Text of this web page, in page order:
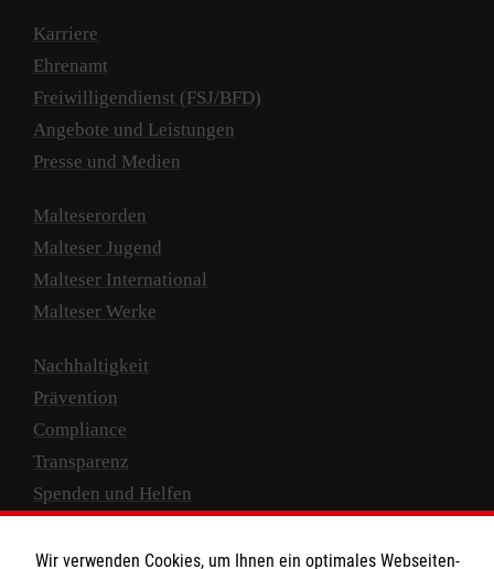
Karriere
Ehrenamt
Freiwilligendienst (FSJ/BFD)
Angebote und Leistungen
Presse und Medien
Malteserorden
Malteser Jugend
Malteser International
Malteser Werke
Nachhaltigkeit
Prävention
Compliance
Transparenz
Spenden und Helfen
Wir verwenden Cookies, um Ihnen ein optimales Webseiten-